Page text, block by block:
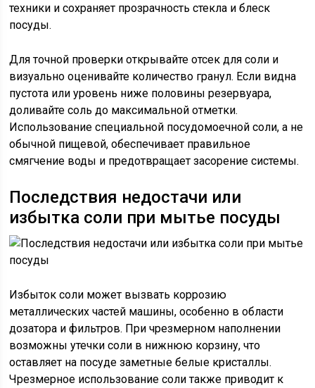
техники и сохраняет прозрачность стекла и блеск
посуды.
Для точной проверки открывайте отсек для соли и
визуально оценивайте количество гранул. Если видна
пустота или уровень ниже половины резервуара,
доливайте соль до максимальной отметки.
Использование специальной посудомоечной соли, а не
обычной пищевой, обеспечивает правильное
смягчение воды и предотвращает засорение системы.
Последствия недостачи или
избытка соли при мытье посуды
Избыток соли может вызвать коррозию
металлических частей машины, особенно в области
дозатора и фильтров. При чрезмерном наполнении
возможны утечки соли в нижнюю корзину, что
оставляет на посуде заметные белые кристаллы.
Чрезмерное использование соли также приводит к